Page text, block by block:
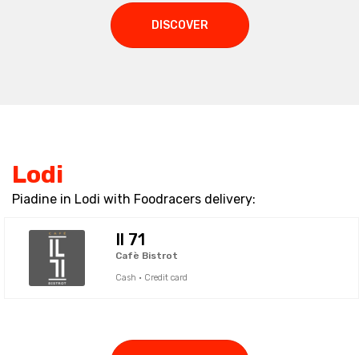
DISCOVER
Lodi
Piadine in Lodi with Foodracers delivery:
Il 71
Cafè Bistrot
Cash · Credit card